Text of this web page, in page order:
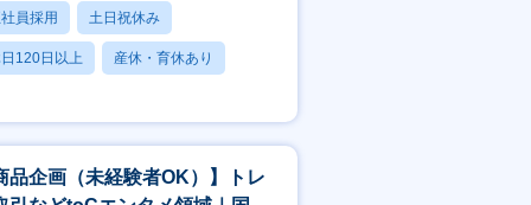
員採用 土日祝休み
120日以上 産休・育休あり
品企画（未経験者OK）】トレ